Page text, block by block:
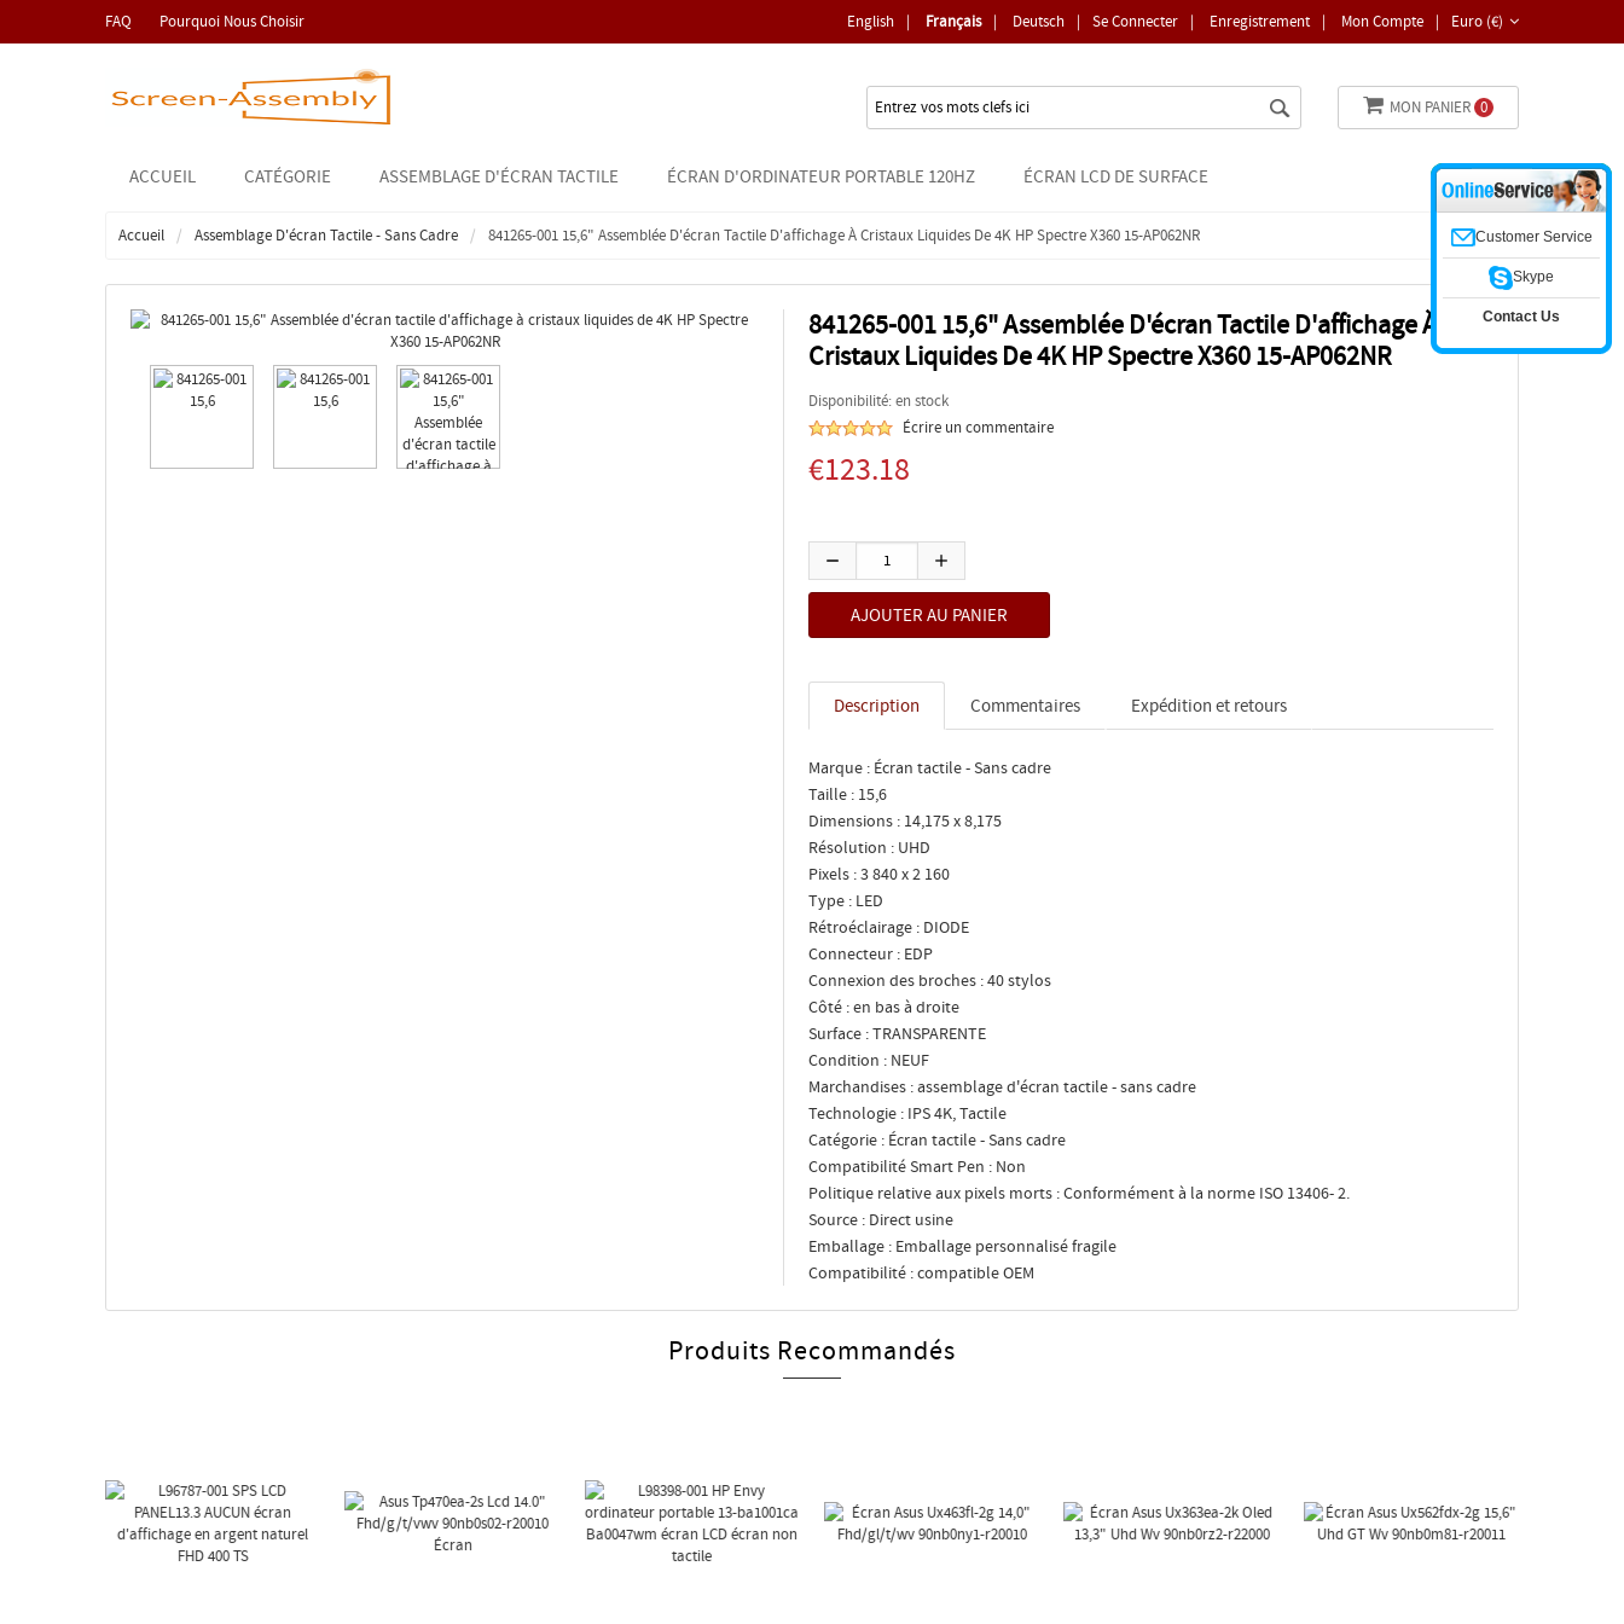
FAQ Pourquoi Nous Choisir Euro (€)
Se Connecter | Enregistrement | Mon Compte |
English | Français | Deutsch |
MON PANIER 0
ACCUEIL CATÉGORIE ASSEMBLAGE D'ÉCRAN TACTILE ÉCRAN D'ORDINATEUR PORTABLE 120HZ ÉCRAN LCD DE SURFACE
Accueil Assemblage D'écran Tactile - Sans Cadre 841265-001 15,6" Assemblée D'écran Tactile D'affichage À Cristaux Liquides De 4K HP Spectre X360 15-AP062NR
841265-001 15,6" Assemblée D'écran Tactile D'affichage À
Cristaux Liquides De 4K HP Spectre X360 15-AP062NR
Disponibilité: en stock
Écrire un commentaire
€123.18
Description Commentaires Expédition et retours
Marque : Écran tactile - Sans cadre
Taille : 15,6
Dimensions : 14,175 x 8,175
Résolution : UHD
Pixels : 3 840 x 2 160
Type : LED
Rétroéclairage : DIODE
Connecteur : EDP
Connexion des broches : 40 stylos
Côté : en bas à droite
Surface : TRANSPARENTE
Condition : NEUF
Marchandises : assemblage d'écran tactile - sans cadre
Technologie : IPS 4K, Tactile
Catégorie : Écran tactile - Sans cadre
Compatibilité Smart Pen : Non
Politique relative aux pixels morts : Conformément à la norme ISO 13406- 2.
Source : Direct usine
Emballage : Emballage personnalisé fragile
Compatibilité : compatible OEM
Produits Recommandés
Customer Service
Skype
Contact Us